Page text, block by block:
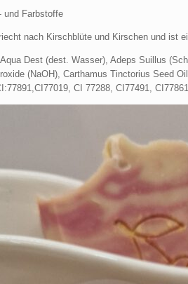
und Farbstoffe
nach Kirschblüte und Kirschen und ist
Aqua Dest (dest. Wasser), Adeps Suillus
(NaOH), Carthamus Tinctorius Seed
CI 77288, CI77491, CI77861